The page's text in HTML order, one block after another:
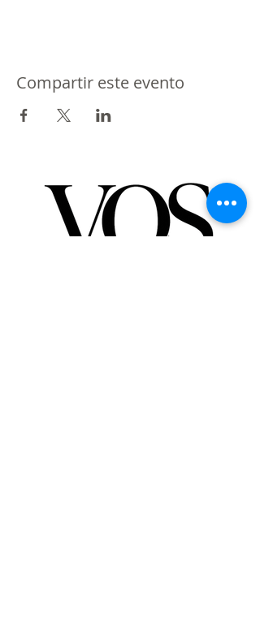
Compartir este evento